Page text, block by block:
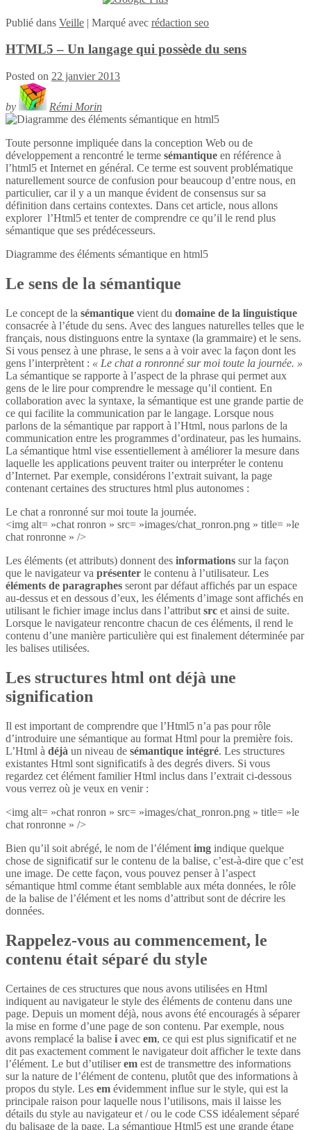
Publié dans Veille | Marqué avec rédaction seo
HTML5 – Un langage qui possède du sens
Posted on 22 janvier 2013
by Rémi Morin
Toute personne impliquée dans la conception Web ou de
développement a rencontré le terme sémantique en référence à
l’html5 et Internet en général. Ce terme est souvent problématique
naturellement source de confusion pour beaucoup d’entre nous, en
particulier, car il y a un manque évident de consensus sur sa
définition dans certains contextes. Dans cet article, nous allons
explorer l’Html5 et tenter de comprendre ce qu’il le rend plus
sémantique que ses prédécesseurs.
Diagramme des éléments sémantique en html5
Le sens de la sémantique
Le concept de la sémantique vient du domaine de la linguistique
consacrée à l’étude du sens. Avec des langues naturelles telles que le
français, nous distinguons entre la syntaxe (la grammaire) et le sens.
Si vous pensez à une phrase, le sens a à voir avec la façon dont les
gens l’interprètent : « Le chat a ronronné sur moi toute la journée. »
La sémantique se rapporte à l’aspect de la phrase qui permet aux
gens de le lire pour comprendre le message qu’il contient. En
collaboration avec la syntaxe, la sémantique est une grande partie de
ce qui facilite la communication par le langage. Lorsque nous
parlons de la sémantique par rapport à l’Html, nous parlons de la
communication entre les programmes d’ordinateur, pas les humains.
La sémantique html vise essentiellement à améliorer la mesure dans
laquelle les applications peuvent traiter ou interpréter le contenu
d’Internet. Par exemple, considérons l’extrait suivant, la page
contenant certaines des structures html plus autonomes :
Le chat a ronronné sur moi toute la journée.
<img alt= »chat ronron » src= »images/chat_ronron.png » title= »le
chat ronronne » />
Les éléments (et attributs) donnent des informations sur la façon
que le navigateur va présenter le contenu à l’utilisateur. Les
éléments de paragraphes seront par défaut affichés par un espace
au-dessus et en dessous d’eux, les éléments d’image sont affichés en
utilisant le fichier image inclus dans l’attribut src et ainsi de suite.
Lorsque le navigateur rencontre chacun de ces éléments, il rend le
contenu d’une manière particulière qui est finalement déterminée par
les balises utilisées.
Les structures html ont déjà une
signification
Il est important de comprendre que l’Html5 n’a pas pour rôle
d’introduire une sémantique au format Html pour la première fois.
L’Html à déjà un niveau de sémantique intégré. Les structures
existantes Html sont significatifs à des degrés divers. Si vous
regardez cet élément familier Html inclus dans l’extrait ci-dessous
vous verrez où je veux en venir :
<img alt= »chat ronron » src= »images/chat_ronron.png » title= »le
chat ronronne » />
Bien qu’il soit abrégé, le nom de l’élément img indique quelque
chose de significatif sur le contenu de la balise, c’est-à-dire que c’est
une image. De cette façon, vous pouvez penser à l’aspect
sémantique html comme étant semblable aux méta données, le rôle
de la balise de l’élément et les noms d’attribut sont de décrire les
données.
Rappelez-vous au commencement, le
contenu était séparé du style
Certaines de ces structures que nous avons utilisées en Html
indiquent au navigateur le style des éléments de contenu dans une
page. Depuis un moment déjà, nous avons été encouragés à séparer
la mise en forme d’une page de son contenu. Par exemple, nous
avons remplacé la balise i avec em, ce qui est plus significatif et ne
dit pas exactement comment le navigateur doit afficher le texte dans
l’élément. Le but d’utiliserem est de transmettre des informations
sur la nature de l’élément de contenu, plutôt que des informations à
propos du style. Les em évidemment influe sur le style, qui est la
principale raison pour laquelle nous l’utilisons, mais il laisse les
détails du style au navigateur et / ou le code CSS idéalement séparé
du balisage de la page. La sémantique Html5 est une grande étape